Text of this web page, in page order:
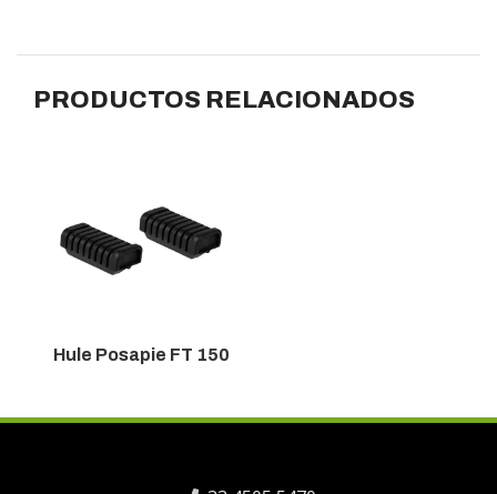
PRODUCTOS RELACIONADOS
Hule Posapie FT 150